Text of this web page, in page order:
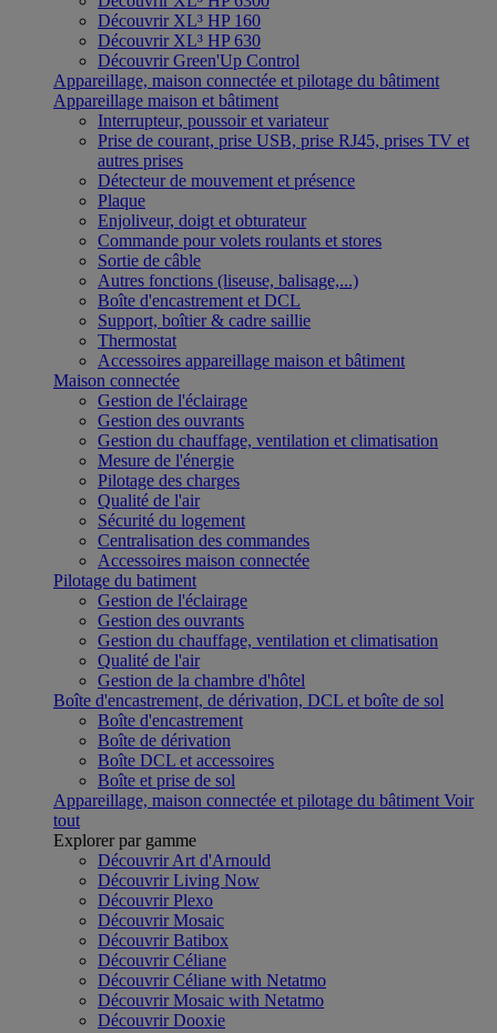
Découvrir XL³ HP 160
Découvrir XL³ HP 630
Découvrir Green'Up Control
Appareillage, maison connectée et pilotage du bâtiment
Appareillage maison et bâtiment
Interrupteur, poussoir et variateur
Prise de courant, prise USB, prise RJ45, prises TV et
autres prises
Détecteur de mouvement et présence
Plaque
Enjoliveur, doigt et obturateur
Commande pour volets roulants et stores
Sortie de câble
Autres fonctions (liseuse, balisage,...)
Boîte d'encastrement et DCL
Support, boîtier & cadre saillie
Thermostat
Accessoires appareillage maison et bâtiment
Maison connectée
Gestion de l'éclairage
Gestion des ouvrants
Gestion du chauffage, ventilation et climatisation
Mesure de l'énergie
Pilotage des charges
Qualité de l'air
Sécurité du logement
Centralisation des commandes
Accessoires maison connectée
Pilotage du batiment
Gestion de l'éclairage
Gestion des ouvrants
Gestion du chauffage, ventilation et climatisation
Qualité de l'air
Gestion de la chambre d'hôtel
Boîte d'encastrement, de dérivation, DCL et boîte de sol
Boîte d'encastrement
Boîte de dérivation
Boîte DCL et accessoires
Boîte et prise de sol
Appareillage, maison connectée et pilotage du bâtiment Voir
tout
Explorer par gamme
Découvrir Art d'Arnould
Découvrir Living Now
Découvrir Plexo
Découvrir Mosaic
Découvrir Batibox
Découvrir Céliane
Découvrir Céliane with Netatmo
Découvrir Mosaic with Netatmo
Découvrir Dooxie